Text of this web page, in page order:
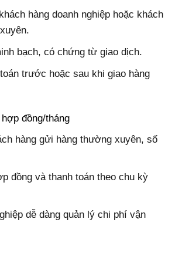
hàng doanh nghiệp hoặc khách
bạch, có chứng từ giao dịch.
trước hoặc sau khi giao hàng
đồng/tháng
hàng gửi hàng thường xuyên, số
đồng và thanh toán theo chu kỳ
dễ dàng quản lý chi phí vận